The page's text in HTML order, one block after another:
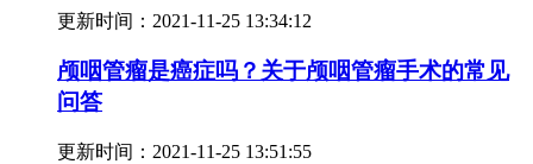
更新时间： 2021-11-25 13:34:12
颅咽管瘤是癌症吗？关于颅咽管瘤手术的常见
问答
更新时间： 2021-11-25 13:51:55